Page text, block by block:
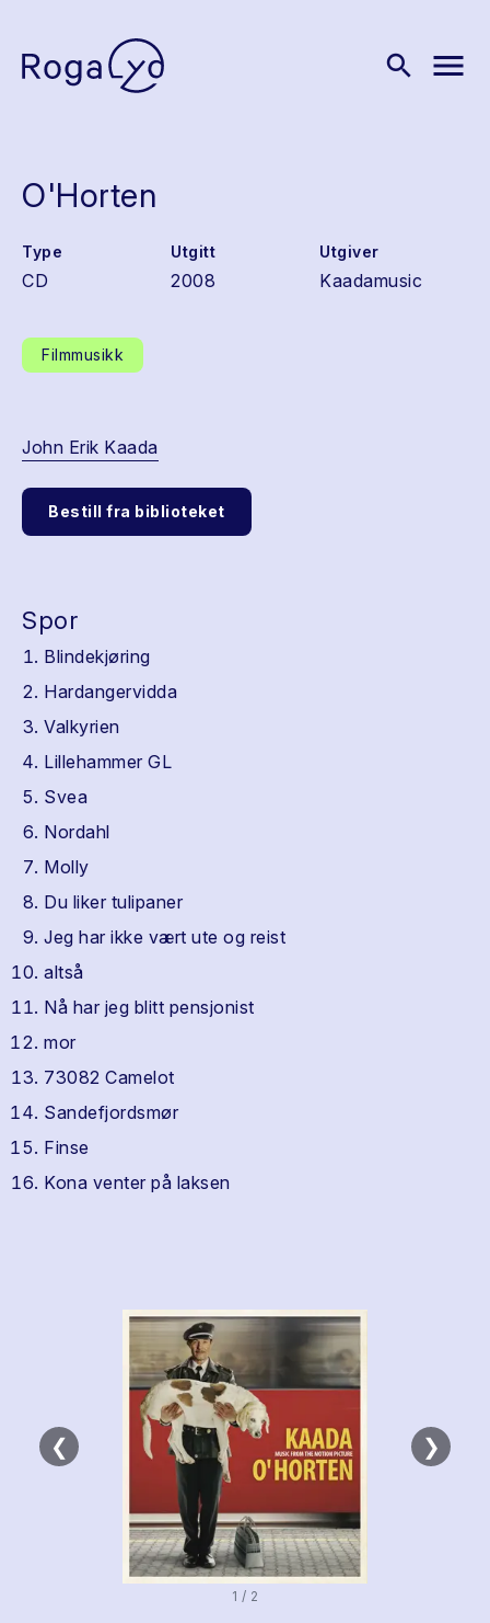
search menu
O'Horten
Type
CD
Utgitt
2008
Utgiver
Kaadamusic
Filmmusikk
John Erik Kaada
Bestill fra biblioteket
Spor
Blindekjøring
Hardangervidda
Valkyrien
Lillehammer GL
Svea
Nordahl
Molly
Du liker tulipaner
Jeg har ikke vært ute og reist
altså
Nå har jeg blitt pensjonist
mor
73082 Camelot
Sandefjordsmør
Finse
Kona venter på laksen
❮ ❯
1 / 2